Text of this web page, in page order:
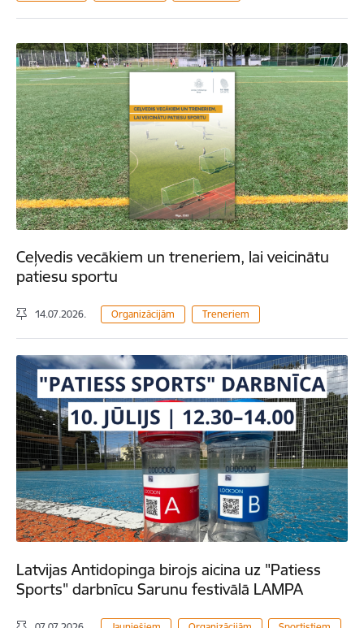
Ceļvedis vecākiem un treneriem, lai veicinātu
patiesu sportu
14.07.2026. Organizācijām Treneriem
Latvijas Antidopinga birojs aicina uz "Patiess
Sports" darbnīcu Sarunu festivālā LAMPA